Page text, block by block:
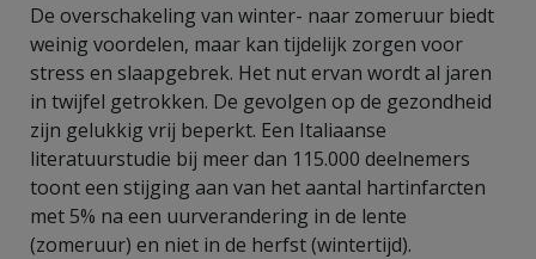
De overschakeling van winter- naar zomeruur biedt
weinig voordelen, maar kan tijdelijk zorgen voor
stress en slaapgebrek. Het nut ervan wordt al jaren
in twijfel getrokken. De gevolgen op de gezondheid
zijn gelukkig vrij beperkt. Een Italiaanse
literatuurstudie bij meer dan 115.000 deelnemers
toont een stijging aan van het aantal hartinfarcten
met 5% na een uurverandering in de lente
(zomeruur) en niet in de herfst (wintertijd).